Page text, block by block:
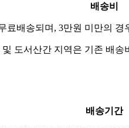
배송비
료배송되며, 3만원 미만의 경
도서산간 지역은 기존 배송
배송기간